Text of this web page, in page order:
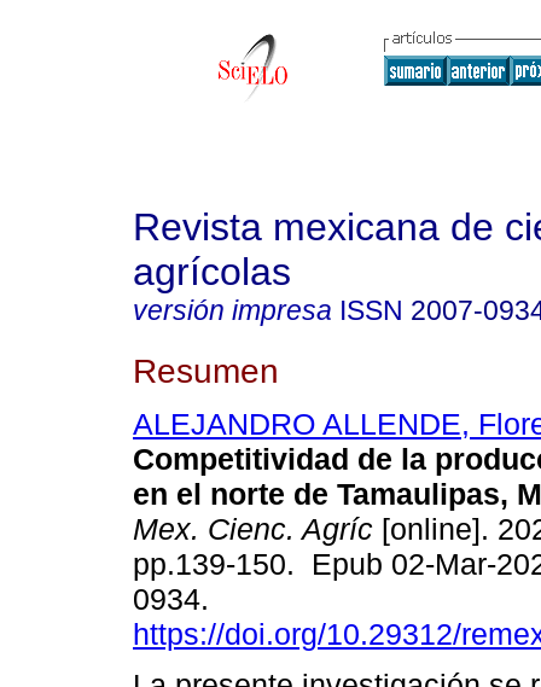
Revista mexicana de
agrícolas
versión impresa ISSN 2007-
Resumen
ALEJANDRO ALLENDE,
Competitividad de la
en el norte de Tamaulipas,
Mex. Cienc. Agríc [online].
pp.139-150. Epub 02-Mar-
0934.
https://doi.org/10.29312/